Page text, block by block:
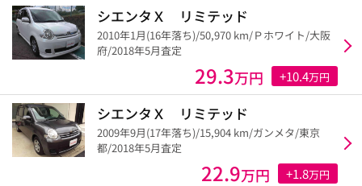
シエンタＸ リミテッド
2010年1月(16年落ち)/50,970 km/Ｐホワイト/大阪
府/2018年5月査定
29.3万円 +10.4万円
シエンタＸ リミテッド
2009年9月(17年落ち)/15,904 km/ガンメタ/東京
都/2018年5月査定
22.9万円 +1.8万円